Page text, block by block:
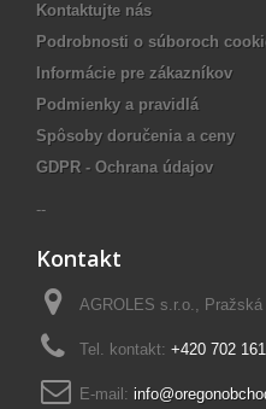
Kontaktujte nás
Podrobnosti o súboroch
Informácie pre zákazníkov
Podmienky a pravidlá
Spôsoby doručenia a ceny
GDPR - Ochrana údajov
--
Kontakt
AGROLES s.r.o.,
Tel. kontakt: +420 702
E-mail: